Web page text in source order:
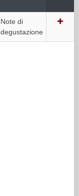
Note di
degustazione